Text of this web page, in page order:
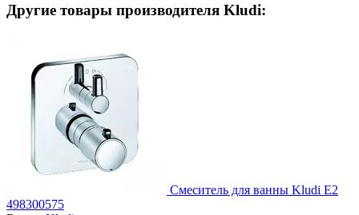
Другие товары производителя Kludi:
Смеситель для ванны Kludi E2
498300575